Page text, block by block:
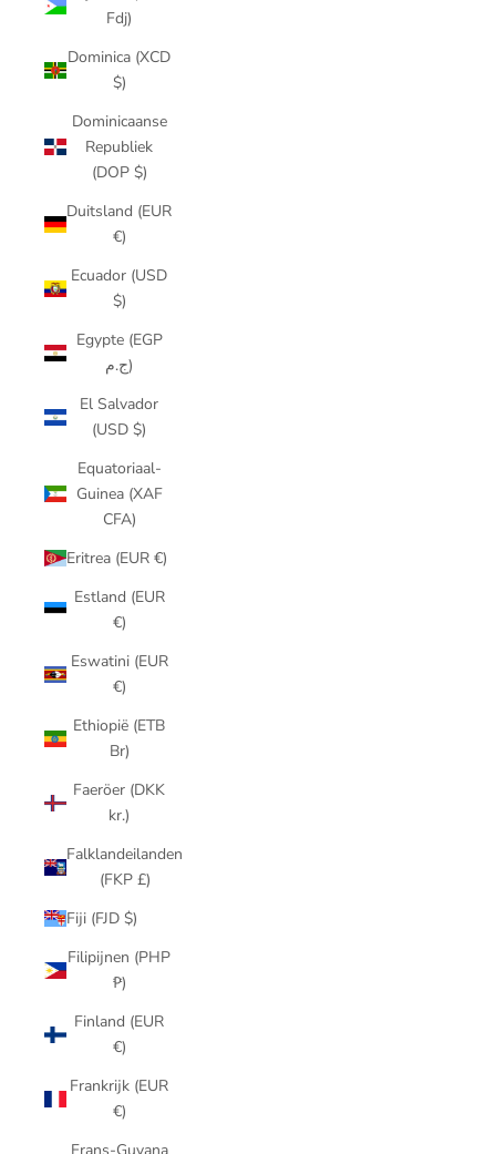
Fdj)
Dominica (XCD
$)
Dominicaanse
Republiek
(DOP $)
Duitsland (EUR
€)
Ecuador (USD
$)
Egypte (EGP
ج.م)
El Salvador
(USD $)
Equatoriaal-
Guinea (XAF
CFA)
Eritrea (EUR €)
Estland (EUR
€)
Eswatini (EUR
€)
Ethiopië (ETB
Br)
Faeröer (DKK
kr.)
Falklandeilanden
(FKP £)
Fiji (FJD $)
Filipijnen (PHP
₱)
Finland (EUR
€)
Frankrijk (EUR
€)